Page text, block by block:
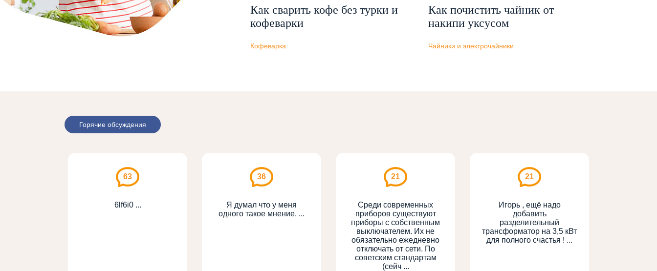
Как сварить кофе без турки и
кофеварки
Кофеварка
Как почистить чайник от
накипи уксусом
Чайники и электрочайники
Горячие обсуждения
63
6lf6i0 ...
36
Я думал что у меня
одного такое мнение. ...
21
Среди современных
приборов существуют
приборы с собственным
выключателем. Их не
обязательно ежедневно
отключать от сети. По
советским стандартам
(сейч ...
21
Игорь , ещё надо
добавить
разделительный
трансформатор на 3,5 кВт
для полного счастья ! ...